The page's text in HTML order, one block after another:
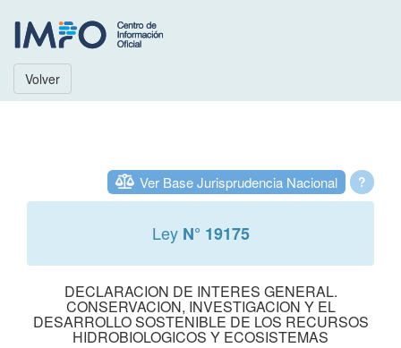
Volver
?
Ver Base Jurisprudencia Nacional
Ley N° 19175
DECLARACION DE INTERES GENERAL.
CONSERVACION, INVESTIGACION Y EL
DESARROLLO SOSTENIBLE DE LOS RECURSOS
HIDROBIOLOGICOS Y ECOSISTEMAS